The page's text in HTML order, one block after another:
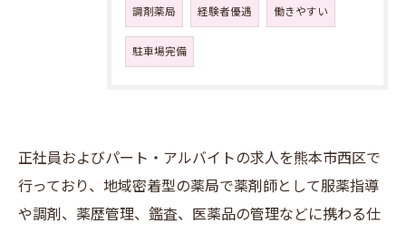
調剤薬局 経験者優遇 働きやすい
駐車場完備
正社員およびパート・アルバイトの求人を熊本市西区で
行っており、地域密着型の薬局で薬剤師として服薬指導
や調剤、薬歴管理、鑑査、医薬品の管理などに携わる仕